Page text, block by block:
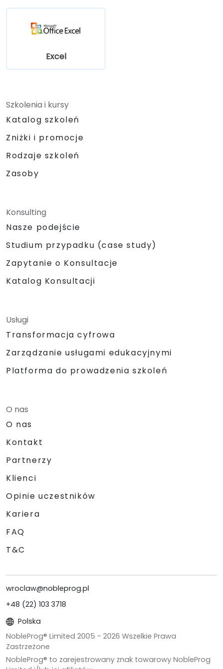
Excel
Szkolenia i kursy
Katalog szkoleń
Zniżki i promocje
Rodzaje szkoleń
Zasoby
Konsulting
Nasze podejście
Studium przypadku (case study)
Zapytanie o Konsultacje
Katalog Konsultacji
Usługi
Transformacja cyfrowa
Zarządzanie usługami edukacyjnymi
Platforma do prowadzenia szkoleń
O nas
O nas
Kontakt
Partnerzy
Klienci
Opinie uczestników
Kariera
FAQ
T&C
wroclaw@nobleprog.pl
+48 (22) 103 3718
Polska
NobleProg® Limited 2005 - 2026 Wszelkie Prawa
Zastrzeżone
NobleProg® to zarejestrowany znak towarowy NobleProg